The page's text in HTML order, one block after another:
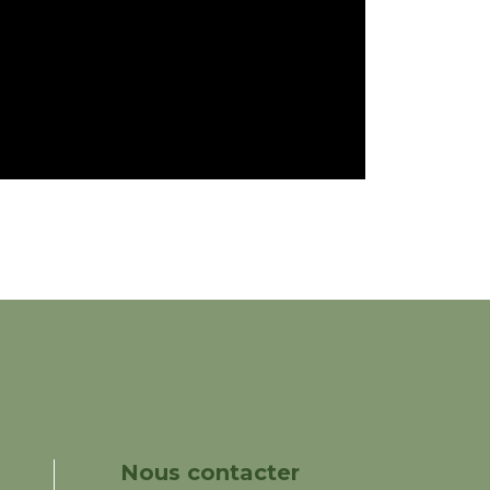
Nous contacter